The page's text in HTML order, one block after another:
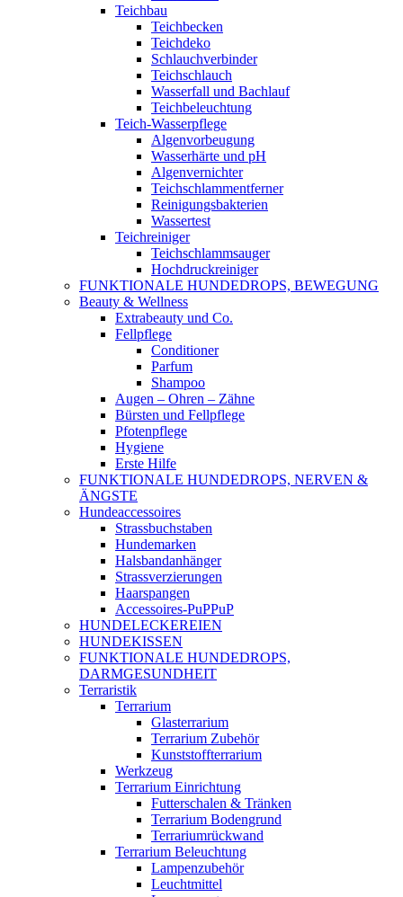
Teichbau
Teichbecken
Teichdeko
Schlauchverbinder
Teichschlauch
Wasserfall und Bachlauf
Teichbeleuchtung
Teich-Wasserpflege
Algenvorbeugung
Wasserhärte und pH
Algenvernichter
Teichschlammentferner
Reinigungsbakterien
Wassertest
Teichreiniger
Teichschlammsauger
Hochdruckreiniger
FUNKTIONALE HUNDEDROPS, BEWEGUNG
Beauty & Wellness
Extrabeauty und Co.
Fellpflege
Conditioner
Parfum
Shampoo
Augen – Ohren – Zähne
Bürsten und Fellpflege
Pfotenpflege
Hygiene
Erste Hilfe
FUNKTIONALE HUNDEDROPS, NERVEN &
ÄNGSTE
Hundeaccessoires
Strassbuchstaben
Hundemarken
Halsbandanhänger
Strassverzierungen
Haarspangen
Accessoires-PuPPuP
HUNDELECKEREIEN
HUNDEKISSEN
FUNKTIONALE HUNDEDROPS,
DARMGESUNDHEIT
Terraristik
Terrarium
Glasterrarium
Terrarium Zubehör
Kunststoffterrarium
Werkzeug
Terrarium Einrichtung
Futterschalen & Tränken
Terrarium Bodengrund
Terrariumrückwand
Terrarium Beleuchtung
Lampenzubehör
Leuchtmittel